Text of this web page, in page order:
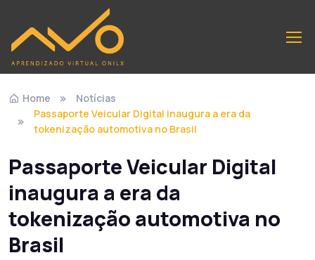
Home
Notícias
Passaporte Veicular Digital inaugura a era da
tokenização automotiva no Brasil
Passaporte Veicular Digital
inaugura a era da
tokenização automotiva no
Brasil